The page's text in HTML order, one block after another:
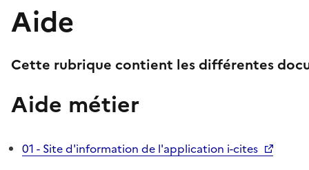
Aide
Cette rubrique contient les différentes
Aide métier
01 - Site d'information de l'application i-cites